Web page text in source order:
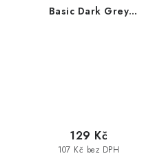
Basic Dark Grey
107 Kč bez DPH
129 Kč